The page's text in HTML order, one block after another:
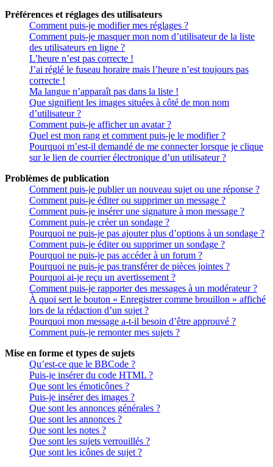
Préférences et réglages des utilisateurs
Comment puis-je modifier mes réglages ?
Comment puis-je masquer mon nom d’utilisateur de la liste
des utilisateurs en ligne ?
L’heure n’est pas correcte !
J’ai réglé le fuseau horaire mais l’heure n’est toujours pas
correcte !
Ma langue n’apparaît pas dans la liste !
Que signifient les images situées à côté de mon nom
d’utilisateur ?
Comment puis-je afficher un avatar ?
Quel est mon rang et comment puis-je le modifier ?
Pourquoi m’est-il demandé de me connecter lorsque je clique
sur le lien de courrier électronique d’un utilisateur ?
Problèmes de publication
Comment puis-je publier un nouveau sujet ou une réponse ?
Comment puis-je éditer ou supprimer un message ?
Comment puis-je insérer une signature à mon message ?
Comment puis-je créer un sondage ?
Pourquoi ne puis-je pas ajouter plus d’options à un sondage ?
Comment puis-je éditer ou supprimer un sondage ?
Pourquoi ne puis-je pas accéder à un forum ?
Pourquoi ne puis-je pas transférer de pièces jointes ?
Pourquoi ai-je reçu un avertissement ?
Comment puis-je rapporter des messages à un modérateur ?
À quoi sert le bouton « Enregistrer comme brouillon » affiché
lors de la rédaction d’un sujet ?
Pourquoi mon message a-t-il besoin d’être approuvé ?
Comment puis-je remonter mes sujets ?
Mise en forme et types de sujets
Qu’est-ce que le BBCode ?
Puis-je insérer du code HTML ?
Que sont les émoticônes ?
Puis-je insérer des images ?
Que sont les annonces générales ?
Que sont les annonces ?
Que sont les notes ?
Que sont les sujets verrouillés ?
Que sont les icônes de sujet ?